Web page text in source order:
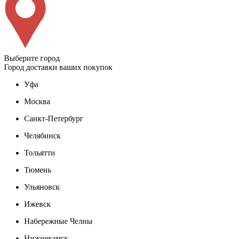
Выберите город
Город доставки ваших покупок
Уфа
Москва
Санкт-Петербург
Челябинск
Тольятти
Тюмень
Ульяновск
Ижевск
Набережные Челны